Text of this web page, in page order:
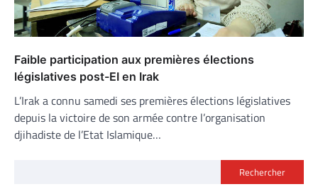
Faible participation aux premières élections
législatives post-EI en Irak
L’Irak a connu samedi ses premières élections législatives
depuis la victoire de son armée contre l’organisation
djihadiste de l’Etat Islamique…
Rechercher